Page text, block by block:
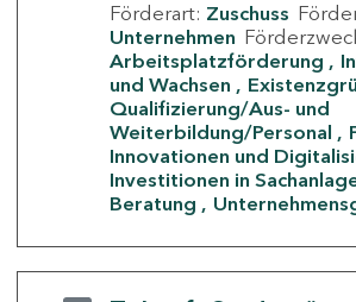
Förderart: Zuschuss
Unternehmen
Arbeitsplatzförderung
und Wachsen
Qualifizierung/Aus- und
Weiterbildung/Personal
Innovationen und
Investitionen in
Beratung